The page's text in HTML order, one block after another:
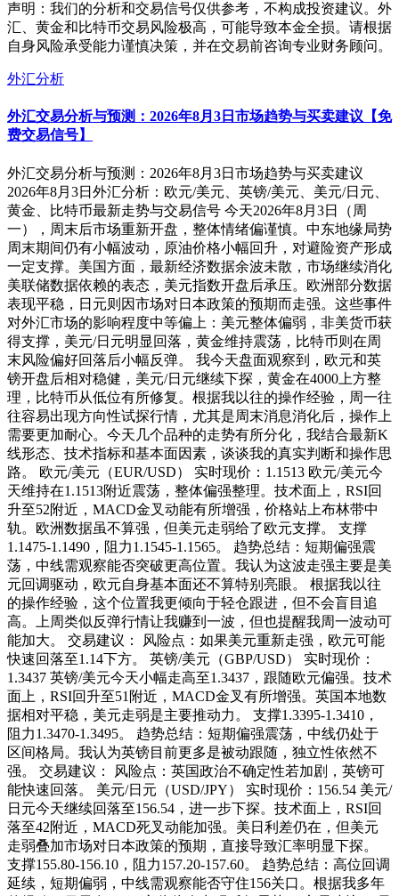
声明：我们的分析和交易信号仅供参考，不构成投资建议。外
汇、黄金和比特币交易风险极高，可能导致本金全损。请根据
自身风险承受能力谨慎决策，并在交易前咨询专业财务顾问。
外汇分析
外汇交易分析与预测：2026年8月3日市场趋势与买卖建议【免
费交易信号】
外汇交易分析与预测：2026年8月3日市场趋势与买卖建议
2026年8月3日外汇分析：欧元/美元、英镑/美元、美元/日元、
黄金、比特币最新走势与交易信号 今天2026年8月3日（周
一），周末后市场重新开盘，整体情绪偏谨慎。中东地缘局势
周末期间仍有小幅波动，原油价格小幅回升，对避险资产形成
一定支撑。美国方面，最新经济数据余波未散，市场继续消化
美联储数据依赖的表态，美元指数开盘后承压。欧洲部分数据
表现平稳，日元则因市场对日本政策的预期而走强。这些事件
对外汇市场的影响程度中等偏上：美元整体偏弱，非美货币获
得支撑，美元/日元明显回落，黄金维持震荡，比特币则在周
末风险偏好回落后小幅反弹。 我今天盘面观察到，欧元和英
镑开盘后相对稳健，美元/日元继续下探，黄金在4000上方整
理，比特币从低位有所修复。根据我以往的操作经验，周一往
往容易出现方向性试探行情，尤其是周末消息消化后，操作上
需要更加耐心。今天几个品种的走势有所分化，我结合最新K
线形态、技术指标和基本面因素，谈谈我的真实判断和操作思
路。 欧元/美元（EUR/USD） 实时现价：1.1513 欧元/美元今
天维持在1.1513附近震荡，整体偏强整理。技术面上，RSI回
升至52附近，MACD金叉动能有所增强，价格站上布林带中
轨。欧洲数据虽不算强，但美元走弱给了欧元支撑。 支撑
1.1475-1.1490，阻力1.1545-1.1565。 趋势总结：短期偏强震
荡，中线需观察能否突破更高位置。我认为这波走强主要是美
元回调驱动，欧元自身基本面还不算特别亮眼。 根据我以往
的操作经验，这个位置我更倾向于轻仓跟进，但不会盲目追
高。上周类似反弹行情让我赚到一波，但也提醒我周一波动可
能加大。 交易建议： 风险点：如果美元重新走强，欧元可能
快速回落至1.14下方。 英镑/美元（GBP/USD） 实时现价：
1.3437 英镑/美元今天小幅走高至1.3437，跟随欧元偏强。技术
面上，RSI回升至51附近，MACD金叉有所增强。英国本地数
据相对平稳，美元走弱是主要推动力。 支撑1.3395-1.3410，
阻力1.3470-1.3495。 趋势总结：短期偏强震荡，中线仍处于
区间格局。我认为英镑目前更多是被动跟随，独立性依然不
强。 交易建议： 风险点：英国政治不确定性若加剧，英镑可
能快速回落。 美元/日元（USD/JPY） 实时现价：156.54 美元/
日元今天继续回落至156.54，进一步下探。技术面上，RSI回
落至42附近，MACD死叉动能加强。美日利差仍在，但美元
走弱叠加市场对日本政策的预期，直接导致汇率明显下探。
支撑155.80-156.10，阻力157.20-157.60。 趋势总结：高位回调
延续，短期偏弱，中线需观察能否守住156关口。根据我多年